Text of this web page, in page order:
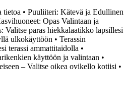
tietoa • Puuliiteri: Kätevä ja Edullinen
Opas Valintaan ja
Valitse paras hiekkalaatikko lapsillesi
ulkokäyttöön • Terassin
terassi ammattitaidolla •
käyttöön ja valintaan •
– Valitse oikea ovikello kotiisi •